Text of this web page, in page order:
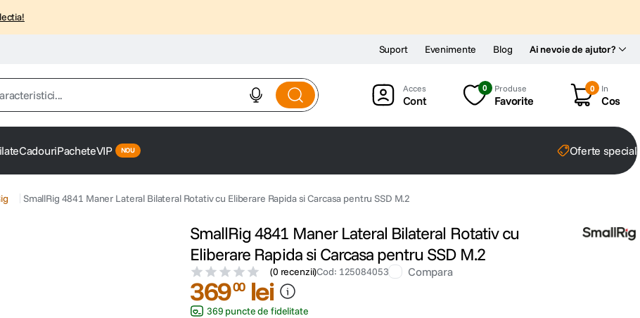
Ai nevoie de ajutor?
Suport Evenimente Blog
Cont
0 Produse
Favorite
0 In
Cos
CadouriPacheteVIP Oferte
SmallRig 4841 Maner Lateral Bilateral Rotativ cu Eliberare Rapida si Carcasa pentru SSD M.2
SmallRig 4841 Maner Lateral Bilateral Rotativ cu
Eliberare Rapida si Carcasa pentru SSD M.2
(0 recenzii)Cod: 125084053 Compara
36900 lei
369 puncte de fidelitate